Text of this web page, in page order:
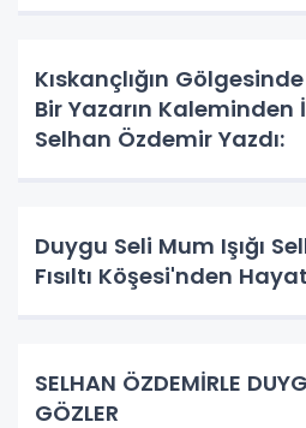
Kıskançlığın
Bir Yazarın
Selhan Özdemir Yazdı:
Duygu Seli Mum Işığı
Fısıltı Köşesi'nden
SELHAN ÖZDEMİRLE
GÖZLER